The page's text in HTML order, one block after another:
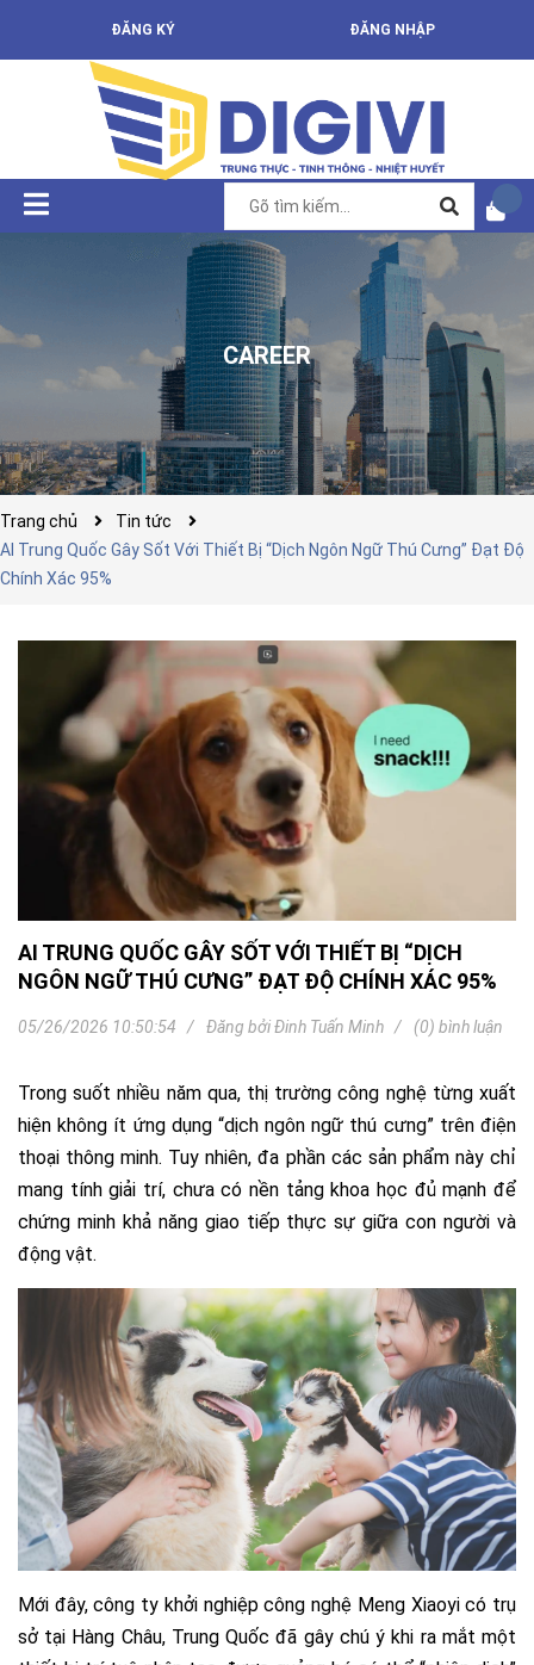
ĐĂNG KÝ ĐĂNG NHẬP
CAREER
Trang chủ
Tin tức
AI Trung Quốc Gây Sốt Với Thiết Bị “Dịch Ngôn Ngữ Thú Cưng” Đạt Độ
Chính Xác 95%
AI TRUNG QUỐC GÂY SỐT VỚI THIẾT BỊ “DỊCH
NGÔN NGỮ THÚ CƯNG” ĐẠT ĐỘ CHÍNH XÁC 95%
05/26/2026 10:50:54 Đăng bởiĐinh Tuấn Minh (0) bình luận
Trong suốt nhiều năm qua, thị trường công nghệ từng xuất
hiện không ít ứng dụng “dịch ngôn ngữ thú cưng” trên điện
thoại thông minh. Tuy nhiên, đa phần các sản phẩm này chỉ
mang tính giải trí, chưa có nền tảng khoa học đủ mạnh để
chứng minh khả năng giao tiếp thực sự giữa con người và
động vật.
Mới đây, công ty khởi nghiệp công nghệ Meng Xiaoyi có trụ
sở tại Hàng Châu, Trung Quốc đã gây chú ý khi ra mắt một